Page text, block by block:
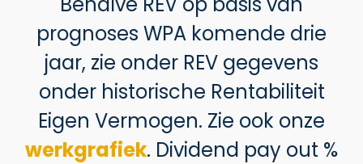
prognoses WPA komende drie
jaar, zie onder REV gegevens
onder historische Rentabiliteit
Eigen Vermogen. Zie ook onze
werkgrafiek. Dividend pay out %